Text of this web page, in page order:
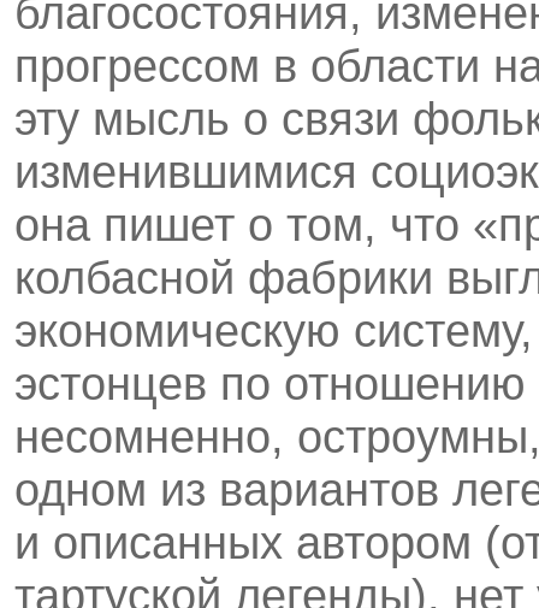
благосостояния,
прогрессом в области
эту мысль о связи
изменившимися
она пишет о том, что
колбасной фабрики
экономическую
эстонцев по
несомненно,
одном из вариантов
и описанных автором
тартуской легенды), нет